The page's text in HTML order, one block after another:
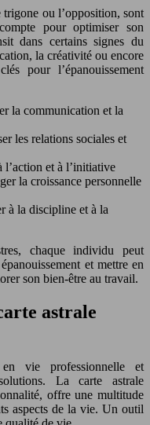
trigone ou l’opposition, sont
pour optimiser son
dans certains signes du
la créativité ou encore
pour l’épanouissement
la communication et la
les relations sociales et
et à l’initiative
la croissance personnelle
à la discipline et à la
chaque individu peut
et mettre en
son bien-être au travail.
astrale
vie professionnelle et
La carte astrale
offre une multitude
aspects de la vie. Un outil